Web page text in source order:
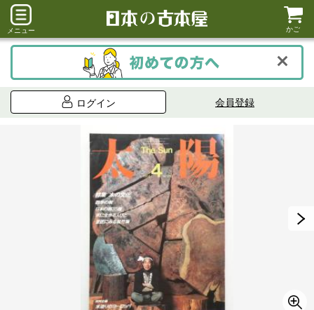
メニュー かご
ログイン 会員登録